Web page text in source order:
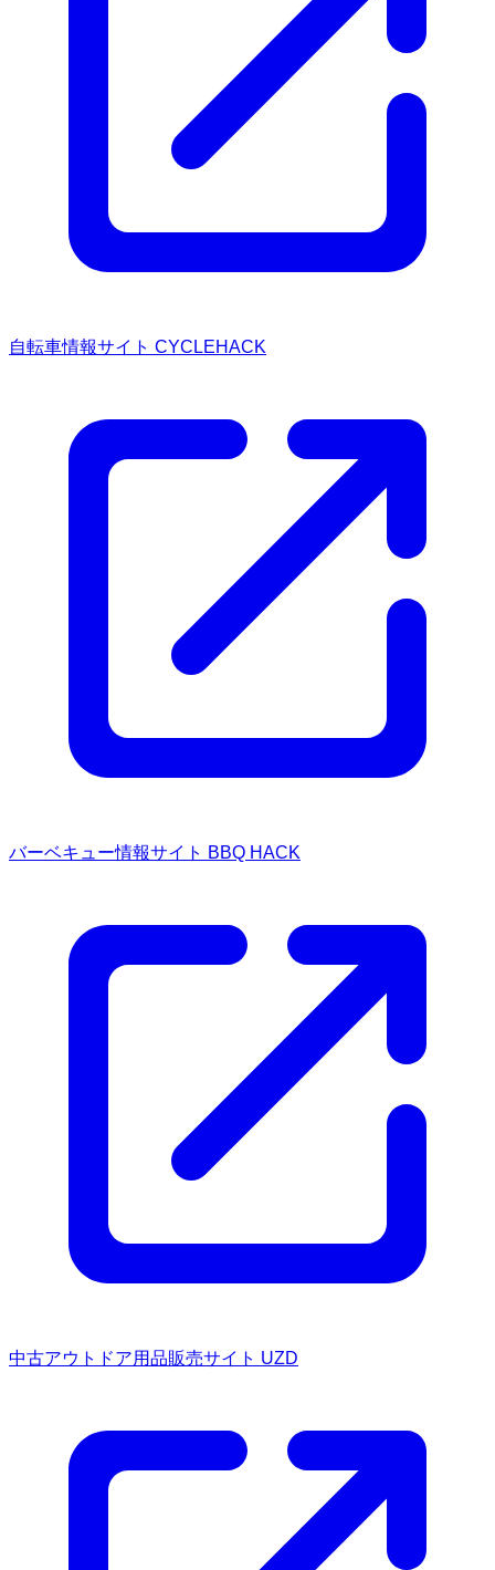
自転車情報サイト CYCLEHACK
バーベキュー情報サイト BBQ HACK
中古アウトドア用品販売サイト UZD